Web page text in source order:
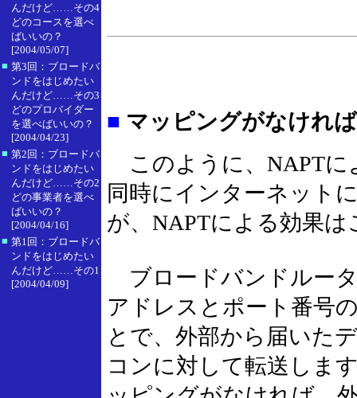
んだけど……その4
どのコースを選べ
ばいいの？
[2004/05/07]
■ 第3回：ブロードバ
ンドをはじめたい
んだけど……その3
どのプロバイダー
を選べばいいの？
[2004/04/23]
■ 第2回：ブロードバ
ンドをはじめたい
んだけど……その2
どの事業者を選べ
ばいいの？
[2004/04/16]
■ 第1回：ブロードバ
ンドをはじめたい
んだけど……その1
[2004/04/09]
■ マッピングがなけれ
このように、NAPTに
同時にインターネット
が、NAPTによる効果
ブロードバンドルー
アドレスとポート番号
とで、外部から届いた
コンに対して転送しま